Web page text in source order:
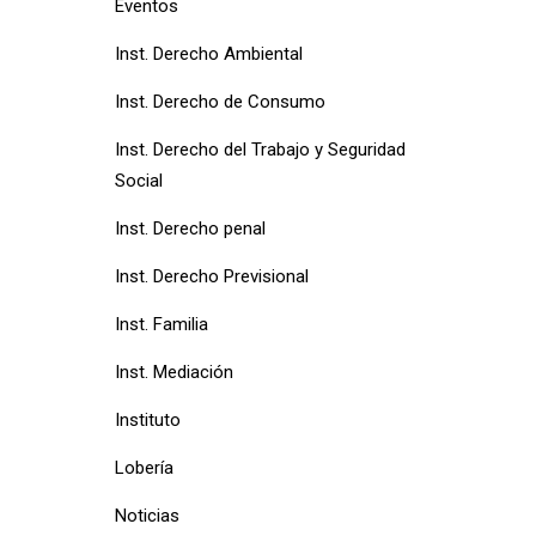
Eventos
Inst. Derecho Ambiental
Inst. Derecho de Consumo
Inst. Derecho del Trabajo y Seguridad
Social
Inst. Derecho penal
Inst. Derecho Previsional
Inst. Familia
Inst. Mediación
Instituto
Lobería
Noticias